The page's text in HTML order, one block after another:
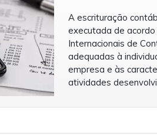
A escrituração
executada de
Internacionais de
adequadas à
empresa e às
atividades